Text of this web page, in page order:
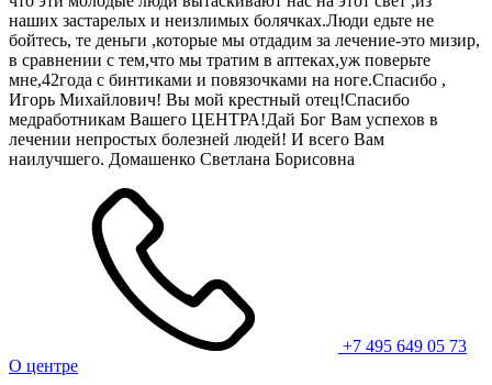
наших застарелых и неизлимых болячках.Люди едьте не
бойтесь, те деньги ,которые мы отдадим за лечение-это мизир,
в сравнении с тем,что мы тратим в аптеках,уж поверьте
мне,42года с бинтиками и повязочками на ноге.Спасибо ,
Игорь Михайлович! Вы мой крестный отец!Спасибо
медработникам Вашего ЦЕНТРА!Дай Бог Вам успехов в
лечении непростых болезней людей! И всего Вам
наилучшего. Домашенко Светлана Борисовна
+7 495 649 05 73
О центре